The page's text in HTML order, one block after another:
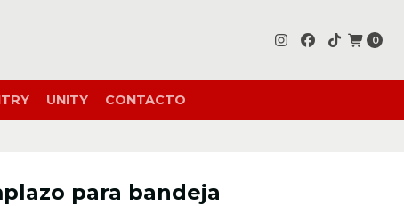
0
UNITY CONTACTO
para bandeja